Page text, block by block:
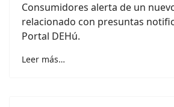
Consumidores alerta de un
relacionado con presuntas
Portal DEHú.
Leer más…